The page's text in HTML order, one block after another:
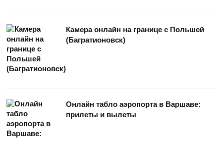
Камера онлайн на границе с Польшей
(Багратионовск)
Онлайн табло аэропорта в Варшаве:
прилеты и вылеты